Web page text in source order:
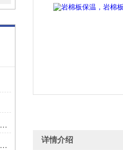
天津岩棉板厂家告诉你岩棉分为哪几种
天津岩棉板厂家告诉你岩棉板的防火等级一般是多少
详情介绍